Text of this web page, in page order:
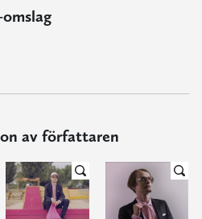
av författaren